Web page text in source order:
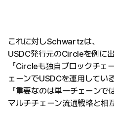
これに対しSchwartzは、
USDC発行元のCircleを例に出
「Circleも独自ブロックチェ
ェーンでUSDCを運用してい
「重要なのは単一チェーンで
マルチチェーン流通戦略と相